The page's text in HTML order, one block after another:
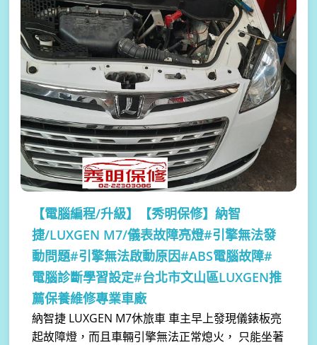
【電腦編程/升級】
【秀明保修】納智
捷/LUXGEN M7/儀表故障亮燈#引擎無法發
動問題#引擎無法啟動原因#ABS電腦故障#
電腦診斷學習設定#台北市文山區LUXGEN推
薦保養維修專業車廠
納智捷 LUXGEN M7休旅車 車主早上發現儀錶板亮
起故障燈，而且車輛引擎無法正常熄火， 只能坐著